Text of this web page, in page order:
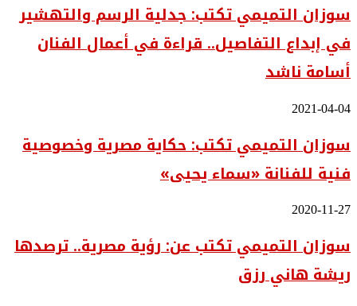
تكتب:
جدلية
الرسم
والتهشير
في
قراءة
أعمال
أسامة
سوزان التميمي تكتب: جدلية الرسم والتهشير
في إبداع التفاصيل.. قراءة في أعمال الفنان
أسامة ناشد
سوزان
تكتب:
حكاية
مصرية
وخصوصية
للفنانة
يحيى»
2021-04-04
سوزان التميمي تكتب: حكاية مصرية وخصوصية
فنية للفنانة «سماء يحيى»
سوزان
تكتب
عن:
رؤية
مصرية..
2020-11-27
سوزان التميمي تكتب عن: رؤية مصرية.. ترصدها
ريشة هاني رزق